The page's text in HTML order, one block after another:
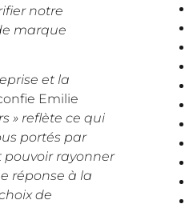
notre
marque
et la
Emilie
» reflète ce qui
portés par
pouvoir rayonner
réponse à la
de